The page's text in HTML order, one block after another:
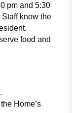
pm and 5:30
know the
food and
Home’s